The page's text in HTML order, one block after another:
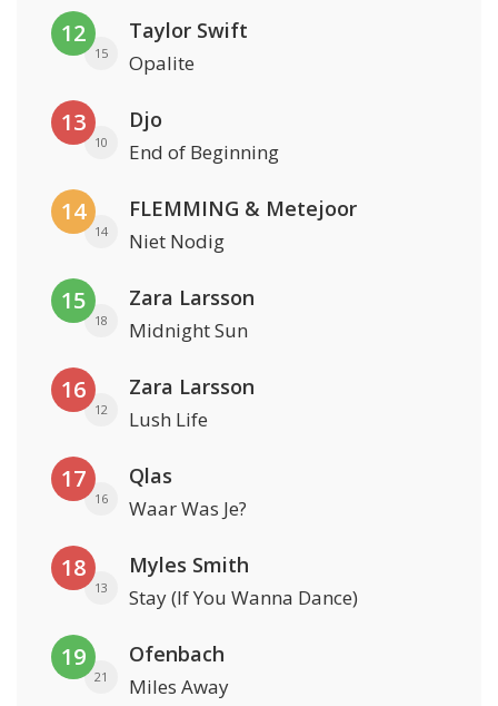
12
15
Taylor Swift
Opalite
13
10
Djo
End of Beginning
14
14
FLEMMING & Metejoor
Niet Nodig
15
18
Zara Larsson
Midnight Sun
16
12
Zara Larsson
Lush Life
17
16
Qlas
Waar Was Je?
18
13
Myles Smith
Stay (If You Wanna Dance)
19
21
Ofenbach
Miles Away